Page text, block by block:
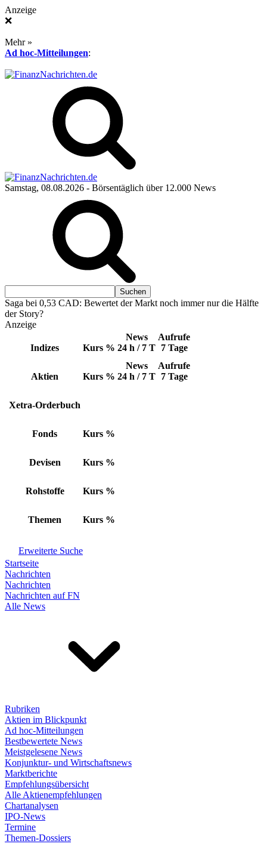
Anzeige
❌
Mehr »
Ad hoc-Mitteilungen:
Samstag, 08.08.2026 - Börsentäglich über 12.000 News
Saga bei 0,53 CAD: Bewertet der Markt noch immer nur die Hälfte
der Story?
Anzeige
Indizes Kurs %
News
24 h / 7 T
Aufrufe
7 Tage
Aktien Kurs %
News
24 h / 7 T
Aufrufe
7 Tage
Xetra-Orderbuch
Fonds Kurs %
Devisen Kurs %
Rohstoffe Kurs %
Themen Kurs %
Erweiterte Suche
Startseite
Nachrichten
Nachrichten
Nachrichten auf FN
Alle News
Rubriken
Aktien im Blickpunkt
Ad hoc-Mitteilungen
Bestbewertete News
Meistgelesene News
Konjunktur- und Wirtschaftsnews
Marktberichte
Empfehlungsübersicht
Alle Aktienempfehlungen
Chartanalysen
IPO-News
Termine
Themen-Dossiers